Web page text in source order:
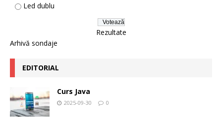
Led dublu
Rezultate
Arhivă sondaje
EDITORIAL
Curs Java
2025-09-30 0